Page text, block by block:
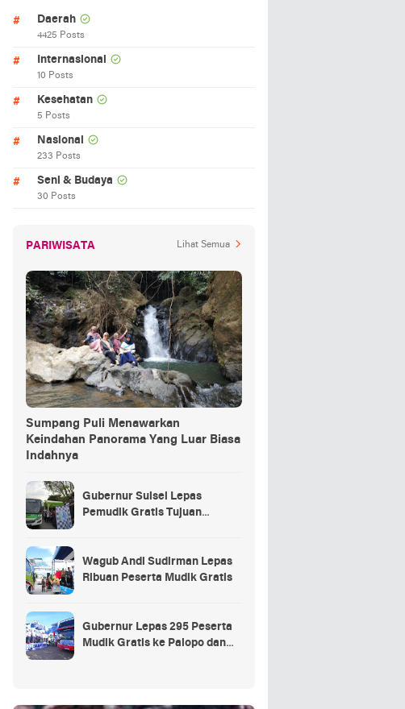
Daerah
4425 Posts
Internasional
10 Posts
Kesehatan
5 Posts
Nasional
233 Posts
Seni & Budaya
30 Posts
PARIWISATA Lihat Semua
Sumpang Puli Menawarkan
Keindahan Panorama Yang Luar Biasa
Indahnya
Gubernur Sulsel Lepas
Pemudik Gratis Tujuan
Wagub Andi Sudirman Lepas
Ribuan Peserta Mudik Gratis
Gubernur Lepas 295 Peserta
Mudik Gratis ke Palopo dan